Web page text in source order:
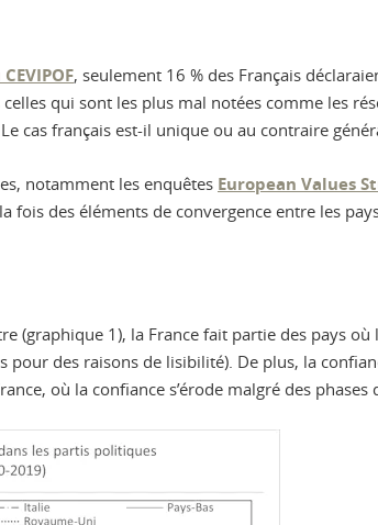
, seulement 16 % des Français
qui sont les plus mal notées comme les
cas français est-il unique ou au contraire
notamment les enquêtes European Values
fois des éléments de convergence entre les
(graphique 1), la France fait partie des pays
pour des raisons de lisibilité). De plus, la
où la confiance s’érode malgré des